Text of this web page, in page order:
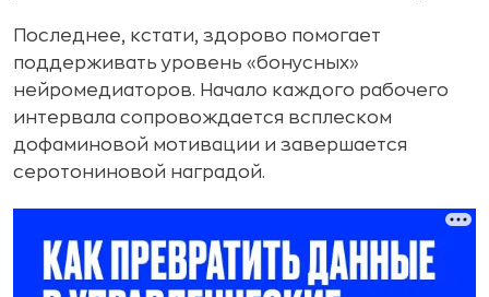
Последнее, кстати, здорово помогает
поддерживать уровень «бонусных»
нейромедиаторов. Начало каждого рабочего
интервала сопровождается всплеском
дофаминовой мотивации и завершается
серотониновой наградой.